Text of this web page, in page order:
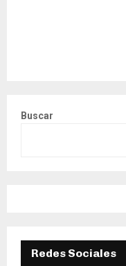
Buscar
Redes Sociales